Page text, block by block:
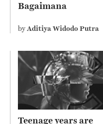
Bagaimana
Agama Kita?
byAditiya Widodo Putra
Teenage years are